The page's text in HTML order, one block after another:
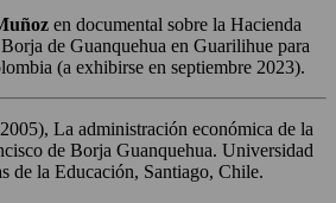
en documental sobre la Hacienda
de Guanquehua en Guarilihue para
(a exhibirse en septiembre 2023).
La administración económica de la
de Borja Guanquehua. Universidad
de la Educación, Santiago, Chile.